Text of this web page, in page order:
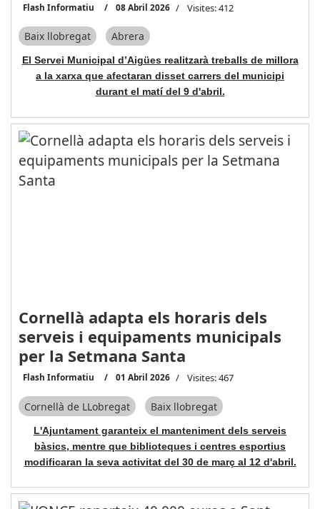
Flash Informatiu 08 Abril 2026 Visites: 412
Baix llobregat Abrera
El Servei Municipal d’Aigües realitzarà treballs de millora
a la xarxa que afectaran disset carrers del municipi
durant el matí del 9 d'abril.
Cornellà adapta els horaris dels
serveis i equipaments municipals
per la Setmana Santa
Flash Informatiu 01 Abril 2026 Visites: 467
Cornellà de LLobregat Baix llobregat
L'Ajuntament garanteix el manteniment dels serveis
bàsics, mentre que biblioteques i centres esportius
modificaran la seva activitat del 30 de març al 12 d'abril.